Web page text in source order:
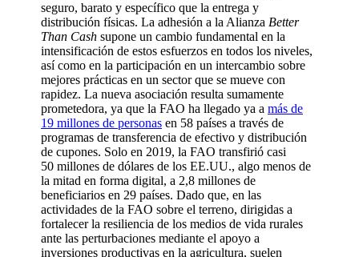
seguro, barato y específico que la entrega y
distribución físicas. La adhesión a la Alianza Better
Than Cash supone un cambio fundamental en la
intensificación de estos esfuerzos en todos los niveles,
así como en la participación en un intercambio sobre
mejores prácticas en un sector que se mueve con
rapidez. La nueva asociación resulta sumamente
prometedora, ya que la FAO ha llegado ya a más de
19 millones de personas en 58 países a través de
programas de transferencia de efectivo y distribución
de cupones. Solo en 2019, la FAO transfirió casi
50 millones de dólares de los EE.UU., algo menos de
la mitad en forma digital, a 2,8 millones de
beneficiarios en 29 países. Dado que, en las
actividades de la FAO sobre el terreno, dirigidas a
fortalecer la resiliencia de los medios de vida rurales
ante las perturbaciones mediante el apoyo a
inversiones productivas en la agricultura, suelen